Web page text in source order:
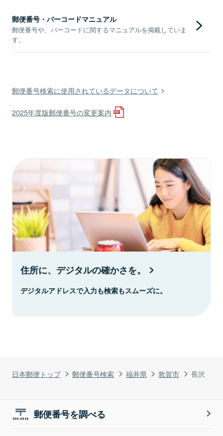
日本郵便トップ 郵便番号検索 福井県 敦賀市 長沢
郵便番号・バーコードマニュアル
郵便番号や、バーコードに関するマニュアルを掲載していま
す。
郵便番号検索に使用されているデータについて
2025年度版郵便番号の変更案内
住所に、デジタルの確かさを。
デジタルアドレスで入力も検索もスムーズに。
郵便番号を調べる